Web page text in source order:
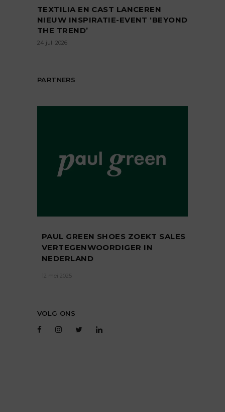
TEXTILIA EN CAST LANCEREN
NIEUW INSPIRATIE-EVENT ‘BEYOND
THE TREND’
24 juli 2026
PARTNERS
PAUL GREEN SHOES ZOEKT SALES
VERTEGENWOORDIGER IN
NEDERLAND
12 mei 2025
VOLG ONS